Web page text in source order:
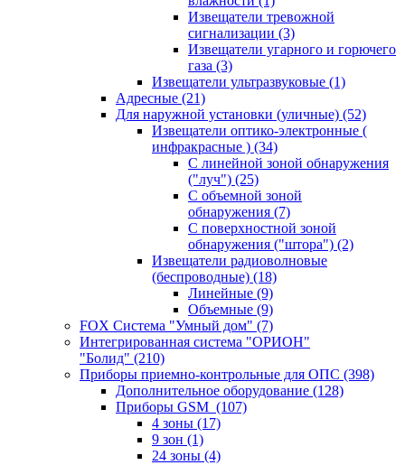
Извещатели тревожной
сигнализации (3)
Извещатели угарного и горючего
газа (3)
Извещатели ультразвуковые (1)
Адресные (21)
Для наружной установки (уличные) (52)
Извещатели оптико-электронные (
инфракрасные ) (34)
С линейной зоной обнаружения
("луч") (25)
С объемной зоной
обнаружения (7)
С поверхностной зоной
обнаружения ("штора") (2)
Извещатели радиоволновые
(беспроводные) (18)
Линейные (9)
Объемные (9)
FOX Система "Умный дом" (7)
Интегрированная система "ОРИОН"
"Болид" (210)
Приборы приемно-контрольные для ОПС (398)
Дополнительное оборудование (128)
Приборы GSM (107)
4 зоны (17)
9 зон (1)
24 зоны (4)